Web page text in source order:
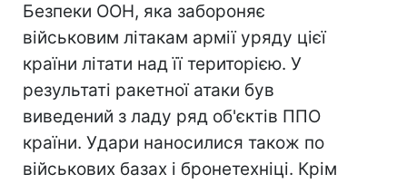
Безпеки ООН, яка забороняє
військовим літакам армії уряду цієї
країни літати над її територією. У
результаті ракетної атаки був
виведений з ладу ряд об'єктів ППО
країни. Удари наносилися також по
військових базах і бронетехніці. Крім